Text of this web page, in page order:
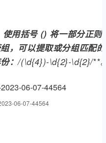
使用括号 () 将一部分正则
，可以提取或分组匹配的
：/(\d{4})-\d{2}-\d{2}/**
06-07-44564